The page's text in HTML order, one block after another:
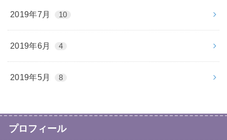
2019年7月 10
2019年6月 4
2019年5月 8
プロフィール